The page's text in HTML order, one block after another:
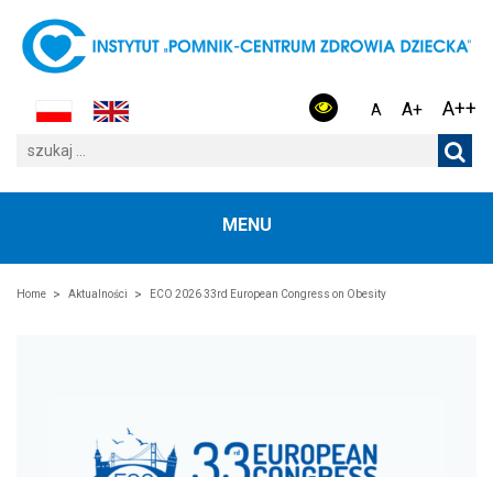
A A+ A++
MENU
Home Aktualności ECO 2026 33rd European Congress on Obesity